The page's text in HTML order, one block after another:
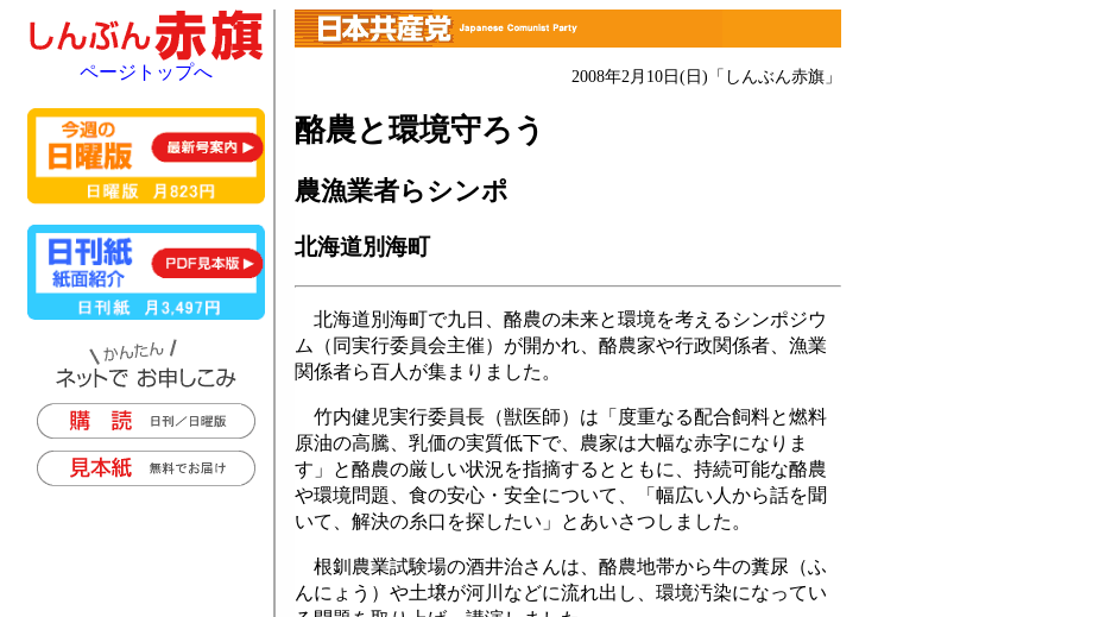
2008年2月10日(日) 「しんぶん赤旗」
酪農と環境守ろう
農漁業者らシンポ
北海道別海町
北海道別海町で九日、酪農の未来と環境を考えるシンポジウ
ム（同実行委員会主催）が開かれ、酪農家や行政関係者、漁業
関係者ら百人が集まりました。
竹内健児実行委員長（獣医師）は「度重なる配合飼料と燃料
原油の高騰、乳価の実質低下で、農家は大幅な赤字になりま
す」と酪農の厳しい状況を指摘するとともに、持続可能な酪農
や環境問題、食の安心・安全について、「幅広い人から話を聞
いて、解決の糸口を探したい」とあいさつしました。
根釧農業試験場の酒井治さんは、酪農地帯から牛の糞尿（ふ
んにょう）や土壌が河川などに流れ出し、環境汚染になってい
ページトップへ